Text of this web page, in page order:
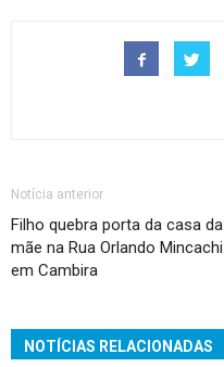
Notícia anterior
Filho quebra porta da casa da
mãe na Rua Orlando Mincachi
em Cambira
NOTÍCIAS RELACIONADAS